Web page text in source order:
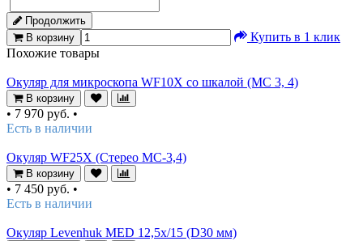
Продолжить
В корзину
Купить в 1 клик
Похожие товары
Окуляр для микроскопа WF10X со шкалой (MC 3, 4)
В корзину
• 7 970 руб. •
Есть в наличии
Окуляр WF25X (Стерео МС-3,4)
В корзину
• 7 450 руб. •
Есть в наличии
Окуляр Levenhuk MED 12,5x/15 (D30 мм)